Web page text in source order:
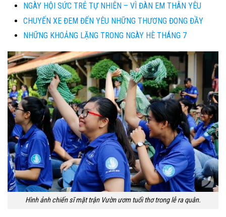
NGÀY HỘI SỨC TRẺ TỰ NHIÊN – VÌ ĐÀN EM THÂN YÊU
CHUYẾN XE ĐEM ĐẾN YÊU NHỮNG THƯƠNG ĐONG ĐẦY
NHỮNG KHOẢNG LẶNG TRONG NGÀY HÈ THÁNG 7
Hình ảnh chiến sĩ mặt trận Vườn ươm tuổi thơ trong lễ ra quân.